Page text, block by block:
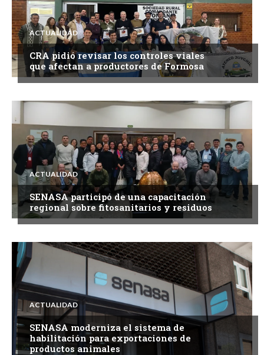
ACTUALIDAD
CRA pidió revisar los controles viales
que afectan a productores de Formosa
ACTUALIDAD
SENASA participó de una capacitación
regional sobre fitosanitarios y residuos
ACTUALIDAD
SENASA moderniza el sistema de
habilitación para exportaciones de
productos animales